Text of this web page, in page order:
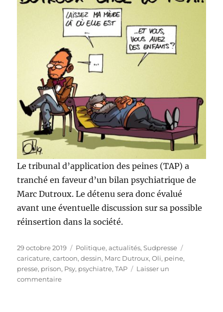
Le tribunal d’application des peines (TAP) a
tranché en faveur d’un bilan psychiatrique de
Marc Dutroux. Le détenu sera donc évalué
avant une éventuelle discussion sur sa possible
réinsertion dans la société.
Publié
le
29 octobre 2019 Catégories
Politique, actualités,Sudpresse
caricature,cartoon,dessin, Marc Dutroux,Oli, peine,
presse, prison, Psy, psychiatre,TAP
Laisser un
commentairesur